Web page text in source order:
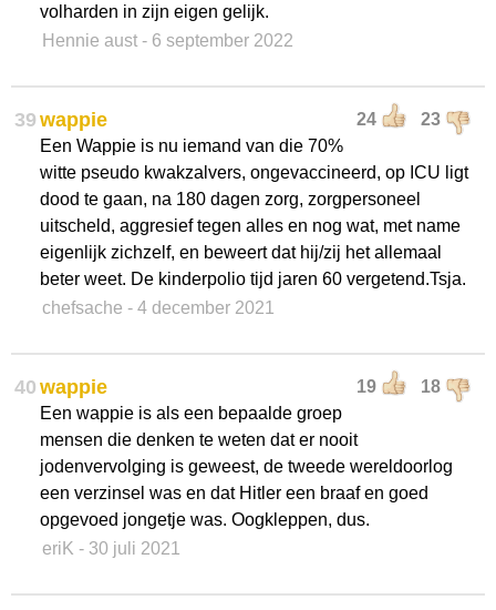
volharden in zijn eigen gelijk.
Hennie aust - 6 september 2022
39 24 23
wappie
Een Wappie is nu iemand van die 70%
witte pseudo kwakzalvers, ongevaccineerd, op ICU ligt
dood te gaan, na 180 dagen zorg, zorgpersoneel
uitscheld, aggresief tegen alles en nog wat, met name
eigenlijk zichzelf, en beweert dat hij/zij het allemaal
beter weet. De kinderpolio tijd jaren 60 vergetend.Tsja.
chefsache - 4 december 2021
40 19 18
wappie
Een wappie is als een bepaalde groep
mensen die denken te weten dat er nooit
jodenvervolging is geweest, de tweede wereldoorlog
een verzinsel was en dat Hitler een braaf en goed
opgevoed jongetje was. Oogkleppen, dus.
eriK - 30 juli 2021